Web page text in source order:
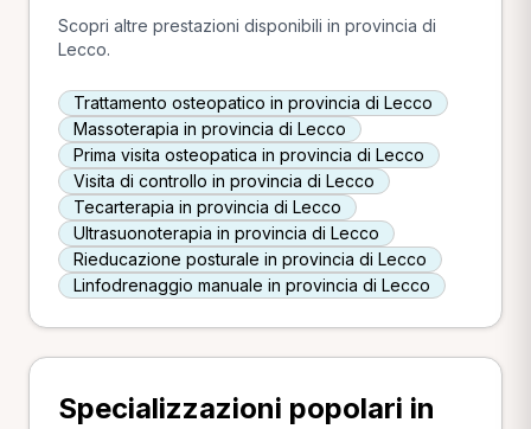
Scopri altre prestazioni disponibili in provincia di
Lecco.
Trattamento osteopatico in provincia di Lecco
Massoterapia in provincia di Lecco
Prima visita osteopatica in provincia di Lecco
Visita di controllo in provincia di Lecco
Tecarterapia in provincia di Lecco
Ultrasuonoterapia in provincia di Lecco
Rieducazione posturale in provincia di Lecco
Linfodrenaggio manuale in provincia di Lecco
Specializzazioni popolari in